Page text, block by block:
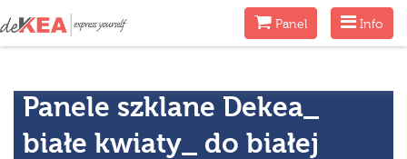
Menu
Info
MenuPanel
Panele szklane Dekea_
białe kwiaty_ do białej